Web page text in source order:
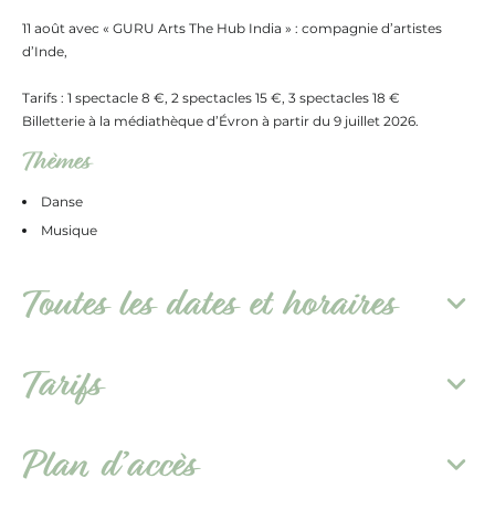
11 août avec « GURU Arts The Hub India » : compagnie d’artistes
d’Inde,
Tarifs : 1 spectacle 8 €, 2 spectacles 15 €, 3 spectacles 18 €
Billetterie à la médiathèque d’Évron à partir du 9 juillet 2026.
Thèmes
Danse
Musique
Toutes les dates et horaires
Tarifs
Plan d’accès